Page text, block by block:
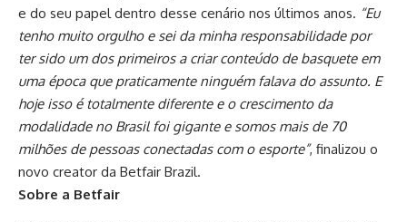
e do seu papel dentro desse cenário nos últimos anos. “Eu
tenho muito orgulho e sei da minha responsabilidade por
ter sido um dos primeiros a criar conteúdo de basquete em
uma época que praticamente ninguém falava do assunto. E
hoje isso é totalmente diferente e o crescimento da
modalidade no Brasil foi gigante e somos mais de 70
milhões de pessoas conectadas com o esporte”, finalizou o
novo creator da Betfair Brazil.
Sobre a Betfair